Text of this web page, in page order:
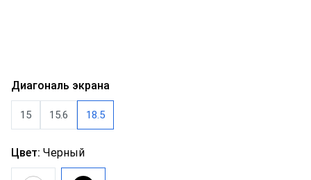
Диагональ экрана
15 15.6 18.5
Цвет: Черный